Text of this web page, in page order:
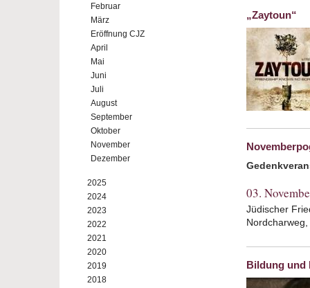
Februar
März
Eröffnung CJZ
April
Mai
Juni
Juli
August
September
Oktober
November
Dezember
2025
2024
2023
2022
2021
2020
2019
2018
„Zaytoun“
03.
Jüdischer
Bildung und